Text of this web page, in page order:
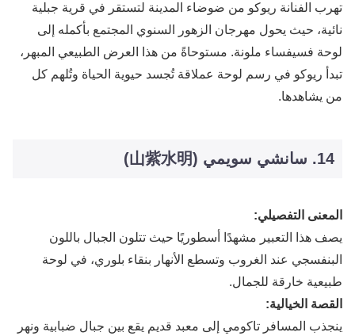
تهرب الفنانة ريوكو من ضوضاء المدينة لتستقر في قرية جبلية
نائية، حيث يحول مهرجان الزهور السنوي المجتمع بأكمله إلى
لوحة فسيفساء ملونة. مستوحاةً من هذا العرض الطبيعي المبهر،
تبدأ ريوكو في رسم لوحة عملاقة تُجسد حيوية الحياة وتُلهم كل
من يشاهدها.
14. سانشي سويمي (山紫水明)
المعنى التفصيلي:
يصف هذا التعبير مشهدًا أسطوريًا حيث تتلون الجبال باللون
البنفسجي عند الغروب وتسطع الأنهار بنقاء بلوري، في لوحة
طبيعية خارقة للجمال.
القصة الخيالية:
ينجذب المسافر تاكومي إلى معبد قديم يقع بين جبال ضبابية ونهر